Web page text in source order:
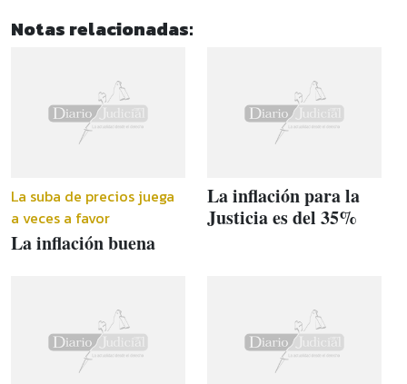
Notas relacionadas:
La suba de precios juega
a veces a favor
La inflación buena
La inflación para la
Justicia es del 35%